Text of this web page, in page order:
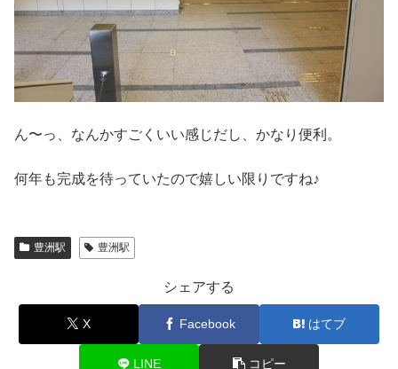
ん〜っ、なんかすごくいい感じだし、かなり便利。
何年も完成を待っていたので嬉しい限りですね♪
豊洲駅 豊洲駅
シェアする
X Facebook はてブ
LINE コピー